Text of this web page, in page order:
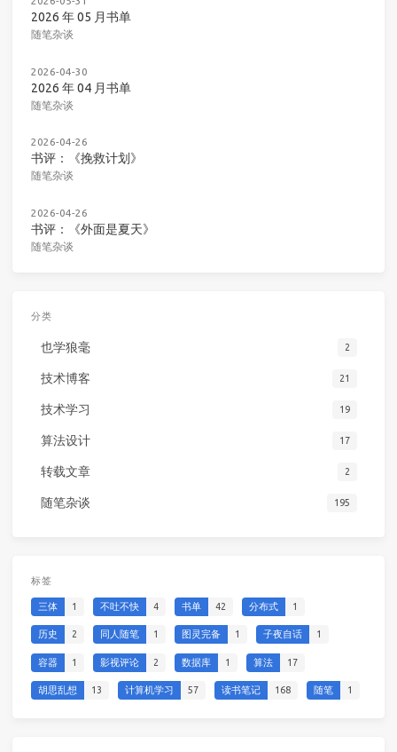
2026 年 05 月书单
随笔杂谈
2026-04-30
2026 年 04 月书单
随笔杂谈
2026-04-26
书评：《挽救计划》
随笔杂谈
2026-04-26
书评：《外面是夏天》
随笔杂谈
分类
也学狼毫 2
技术博客 21
技术学习 19
算法设计 17
转载文章 2
随笔杂谈 195
标签
三体 1 不吐不快 4 书单 42 分布式 1
历史 2 同人随笔 1 图灵完备 1 子夜自话 1
容器 1 影视评论 2 数据库 1 算法 17
胡思乱想 13 计算机学习 57 读书笔记 168 随笔 1